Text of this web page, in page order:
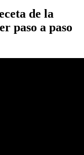
de la
paso a paso